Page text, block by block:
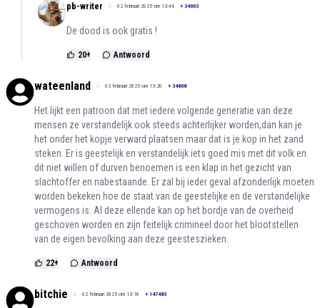
pb-writer 02 februari 2025 om 13:44 + 34603
De dood is ook gratis !
20+ Antwoord
wateenland 02 februari 2025 om 13:20 + 34868
Het lijkt een patroon dat met iedere volgende generatie van deze
mensen ze verstandelijk ook steeds achterlijker worden,dan kan je
het onder het kopje verward plaatsen maar dat is je kop in het zand
steken. Er is geestelijk en verstandelijk iets goed mis met dit volk en
dit niet willen of durven benoemen is een klap in het gezicht van
slachtoffer en nabestaande. Er zal bij ieder geval afzonderlijk moeten
worden bekeken hoe de staat van de geestelijke en de verstandelijke
vermogens is. Al deze ellende kan op het bordje van de overheid
geschoven worden en zijn feitelijk crimineel door het blootstellen
van de eigen bevolking aan deze geesteszieken.
22+ Antwoord
bitchie 02 februari 2025 om 13:18 + 147483